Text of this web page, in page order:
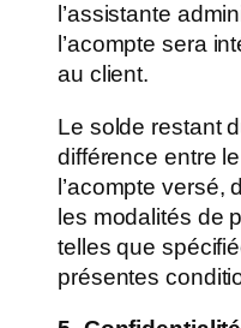
l’assistante
l’acompte sera
au client.
Le solde restant
différence entre
l’acompte versé,
les modalités de
telles que
présentes